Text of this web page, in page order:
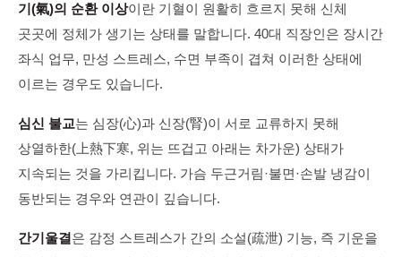
기(氣)의 순환 이상이란 기혈이 원활히 흐르지 못해 신체
곳곳에 정체가 생기는 상태를 말합니다. 40대 직장인은 장시간
좌식 업무, 만성 스트레스, 수면 부족이 겹쳐 이러한 상태에
이르는 경우도 있습니다.
심신 불교는 심장(心)과 신장(腎)이 서로 교류하지 못해
상열하한(上熱下寒, 위는 뜨겁고 아래는 차가운) 상태가
지속되는 것을 가리킵니다. 가슴 두근거림·불면·손발 냉감이
동반되는 경우와 연관이 깊습니다.
간기울결은 감정 스트레스가 간의 소설(疏泄) 기능, 즉 기운을